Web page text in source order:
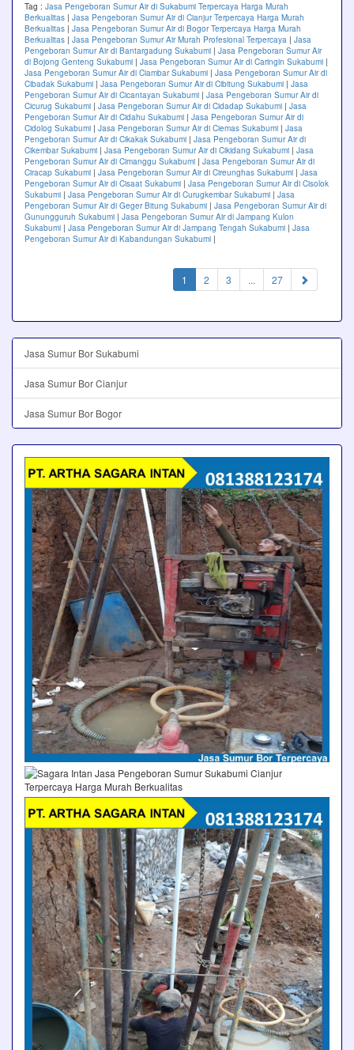
Tag : Jasa Pengeboran Sumur Air di Sukabumi Terpercaya Harga Murah
Berkualitas | Jasa Pengeboran Sumur Air di Cianjur Terpercaya Harga Murah
Berkualitas | Jasa Pengeboran Sumur Air di Bogor Terpercaya Harga Murah
Berkualitas | Jasa Pengeboran Sumur Air Murah Profesional Terpercaya | Jasa
Pengeboran Sumur Air di Bantargadung Sukabumi | Jasa Pengeboran Sumur Air
di Bojong Genteng Sukabumi | Jasa Pengeboran Sumur Air di Caringin Sukabumi |
Jasa Pengeboran Sumur Air di Ciambar Sukabumi | Jasa Pengeboran Sumur Air di
Cibadak Sukabumi | Jasa Pengeboran Sumur Air di Cibitung Sukabumi | Jasa
Pengeboran Sumur Air di Cicantayan Sukabumi | Jasa Pengeboran Sumur Air di
Cicurug Sukabumi | Jasa Pengeboran Sumur Air di Cidadap Sukabumi | Jasa
Pengeboran Sumur Air di Cidahu Sukabumi | Jasa Pengeboran Sumur Air di
Cidolog Sukabumi | Jasa Pengeboran Sumur Air di Ciemas Sukabumi | Jasa
Pengeboran Sumur Air di Cikakak Sukabumi | Jasa Pengeboran Sumur Air di
Cikembar Sukabumi | Jasa Pengeboran Sumur Air di Cikidang Sukabumi | Jasa
Pengeboran Sumur Air di Cimanggu Sukabumi | Jasa Pengeboran Sumur Air di
Ciracap Sukabumi | Jasa Pengeboran Sumur Air di Cireunghas Sukabumi | Jasa
Pengeboran Sumur Air di Cisaat Sukabumi | Jasa Pengeboran Sumur Air di Cisolok
Sukabumi | Jasa Pengeboran Sumur Air di Curugkembar Sukabumi | Jasa
Pengeboran Sumur Air di Geger Bitung Sukabumi | Jasa Pengeboran Sumur Air di
Gunungguruh Sukabumi | Jasa Pengeboran Sumur Air di Jampang Kulon
Sukabumi | Jasa Pengeboran Sumur Air di Jampang Tengah Sukabumi | Jasa
Pengeboran Sumur Air di Kabandungan Sukabumi |
1 (current)
2 3 ... 27
Jasa Sumur Bor Sukabumi
Jasa Sumur Bor Cianjur
Jasa Sumur Bor Bogor